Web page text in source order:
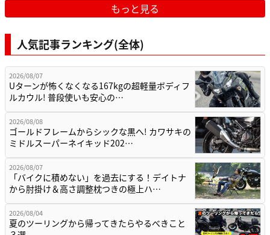
もっと見る
人気記事ランキング(全体)
2026/08/07
Uターンが怖くなくなる167kgの超軽量ボディフ
ルカウル! 普段使いも安心の…
2026/08/08
ゴールドフレームからシックな黒へ! カワサキの
ミドルスーパーネイキッド202…
2026/08/07
「バイクに積めない」を過去にする！デイトナ
から肘掛け＆高さ調整枕つきの極上ハ…
2026/08/04
夏のツーリングから帰ってきたらやるべきこと